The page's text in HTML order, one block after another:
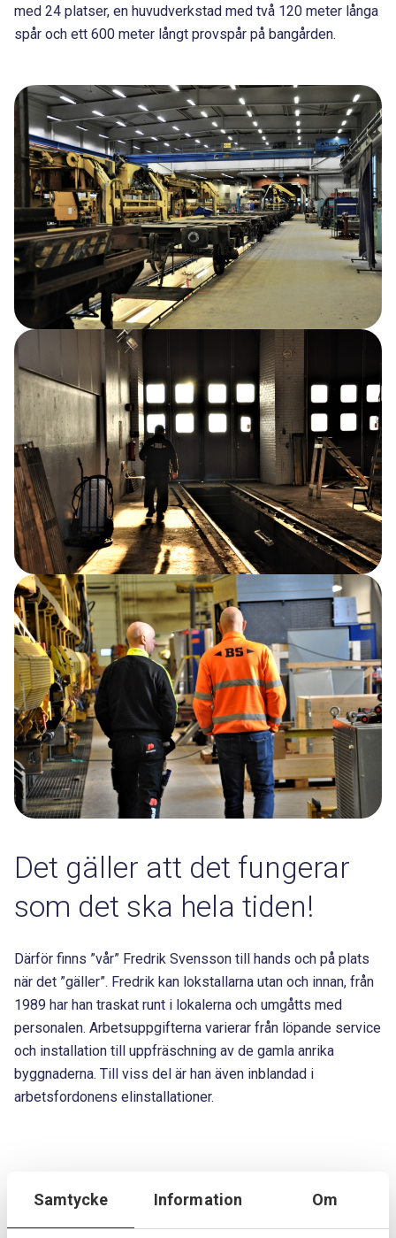
Samtycke Information Om
med 24 platser, en huvudverkstad med två 120 meter långa
spår och ett 600 meter långt provspår på bangården.
Det gäller att det fungerar
som det ska hela tiden!
Därför finns ”vår” Fredrik Svensson till hands och på plats
när det ”gäller”. Fredrik kan lokstallarna utan och innan, från
1989 har han traskat runt i lokalerna och umgåtts med
personalen. Arbetsuppgifterna varierar från löpande service
och installation till uppfräschning av de gamla anrika
byggnaderna. Till viss del är han även inblandad i
arbetsfordonens elinstallationer.
Fascinerade lokaler och
tankar helt rätt i tiden.